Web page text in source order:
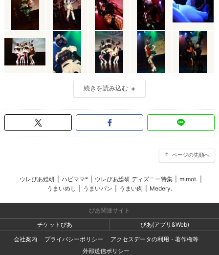
続きを読み込む
ページの先頭へ
ウレぴあ総研 ハピママ* ウレぴあ総研 ディズニー特集 mimot.
うまいめし
うまいパン うまい肉 Medery.
ぴあ関連サイト
チケットぴあ
ぴあ(アプリ&Web)
会社案内
プライバシーポリシー
アクセスデータの利用・著作権等
外部送信ポリシー